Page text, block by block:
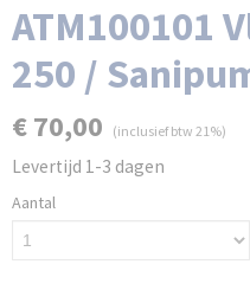
ATM100101
250 /
€ 70,00 (inclusief btw 21%)
Levertijd 1-3 dagen
Aantal